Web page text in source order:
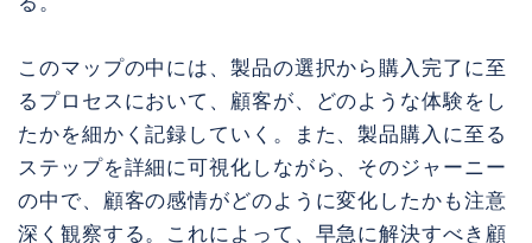
このマップの中には、製品の選択から購入完了に至
るプロセスにおいて、顧客が、どのような体験をし
たかを細かく記録していく。また、製品購入に至る
ステップを詳細に可視化しながら、そのジャーニー
の中で、顧客の感情がどのように変化したかも注意
深く観察する。これによって、早急に解決すべき顧